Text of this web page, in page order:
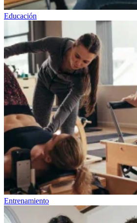
Educación
Entrenamiento